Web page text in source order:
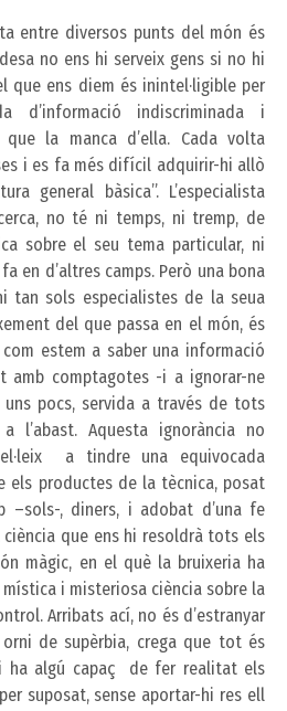
entre diversos punts del món és
no ens hi serveix gens si no hi
que ens diem és inintel·ligible per
d’informació indiscriminada i
la manca d’ella. Cada volta
i es fa més difícil adquirir-hi allò
general bàsica”. L’especialista
no té ni temps, ni tremp, de
sobre el seu tema particular, ni
en d’altres camps. Però una bona
tan sols especialistes de la seua
del que passa en el món, és
estem a saber una informació
amb comptagotes -i a ignorar-ne
pocs, servida a través de tots
l’abast. Aquesta ignorància no
a tindre una equivocada
els productes de la tècnica, posat
–sols-, diners, i adobat d’una fe
que ens hi resoldrà tots els
màgic, en el què la bruixeria ha
i misteriosa ciència sobre la
Arribats ací, no és d’estranyar
orni de supèrbia, crega que tot és
ha algú capaç de fer realitat els
suposat, sense aportar-hi res ell